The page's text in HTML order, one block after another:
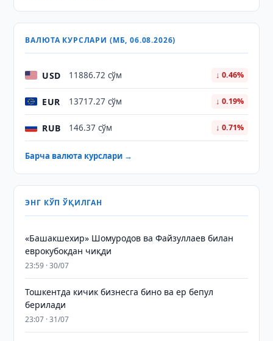
ВАЛЮТА КУРСЛАРИ (МБ, 06.08.2026)
USD 11886.72 сўм ↓ 0.46%
EUR 13717.27 сўм ↓ 0.19%
RUB 146.37 сўм ↓ 0.71%
Барча валюта курслари →
ЭНГ КЎП ЎҚИЛГАН
«Башакшехир» Шомуродов ва Файзуллаев билан
еврокубокдан чиқди
23:59 · 30/07
Тошкентда кичик бизнесга бино ва ер бепул
берилади
23:07 · 31/07